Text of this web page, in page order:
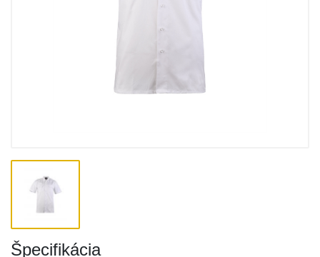
Špecifikácia